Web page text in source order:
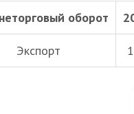
оборот
Экспорт